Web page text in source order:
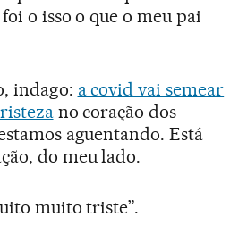
o isso o que o meu pai
indago: a covid vai semear
no coração dos
aguentando. Está
do meu lado.
muito triste”.